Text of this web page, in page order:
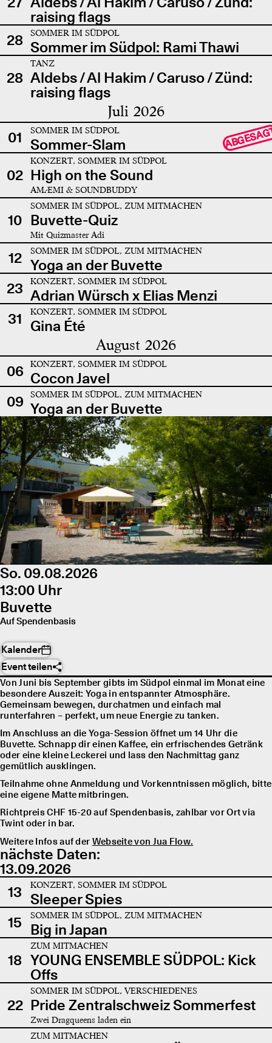
raising flags
28
SOMMER IM SÜDPOL
Sommer im Südpol: Rami Thawi
28
TANZ
Aldebs / Al Hakim / Caruso / Zünd:
raising flags
Juli 2026
01 SOMMER IM SÜDPOL
Sommer-Slam
02
KONZERT, SOMMER IM SÜDPOL
High on the Sound
AMÆMI & SOUNDBUDDY
10
SOMMER IM SÜDPOL, ZUM MITMACHEN
Buvette-Quiz
Mit Quizmaster Adi
12 SOMMER IM SÜDPOL, ZUM MITMACHEN
Yoga an der Buvette
23
KONZERT, SOMMER IM SÜDPOL
Adrian Würsch x Elias Menzi
31
KONZERT, SOMMER IM SÜDPOL
Gina Été
August 2026
06 KONZERT, SOMMER IM SÜDPOL
Cocon Javel
09
SOMMER IM SÜDPOL, ZUM MITMACHEN
Yoga an der Buvette
So. 09.08.2026
13:00 Uhr
Buvette
Auf Spendenbasis
Kalender
Event teilen
Von Juni bis September gibts im Südpol einmal im Monat eine
besondere Auszeit: Yoga in entspannter Atmosphäre.
Gemeinsam bewegen, durchatmen und einfach mal
runterfahren – perfekt, um neue Energie zu tanken.
Im Anschluss an die Yoga-Session öffnet um 14 Uhr die
Buvette. Schnapp dir einen Kaffee, ein erfrischendes Getränk
oder eine kleine Leckerei und lass den Nachmittag ganz
gemütlich ausklingen.
Teilnahme ohne Anmeldung und Vorkenntnissen möglich, bitte
eine eigene Matte mitbringen.
Richtpreis CHF 15-20 auf Spendenbasis, zahlbar vor Ort via
Twint oder in bar.
Weitere Infos auf der Webseite von Jua Flow.
nächste Daten:
13.09.2026
13
KONZERT, SOMMER IM SÜDPOL
Sleeper Spies
15
SOMMER IM SÜDPOL, ZUM MITMACHEN
Big in Japan
18
ZUM MITMACHEN
YOUNG ENSEMBLE SÜDPOL: Kick
Offs
22
SOMMER IM SÜDPOL, VERSCHIEDENES
Pride Zentralschweiz Sommerfest
Zwei Dragqueens laden ein
ZUM MITMACHEN